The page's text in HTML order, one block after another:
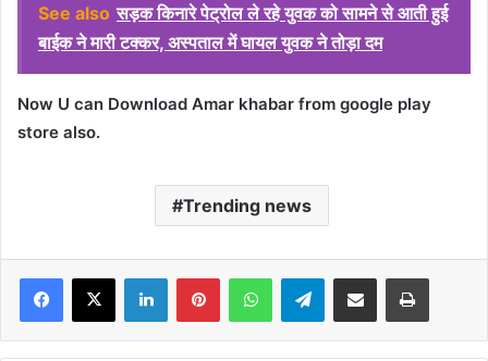
See also सड़क किनारे पेट्रोल ले रहे युवक को सामने से आती हुई
बाईक ने मारी टक्कर, अस्पताल में घायल युवक ने तोड़ा दम
Now U can Download Amar khabar from google play
store also.
Trending news
Facebook
X LinkedInPinterestWhatsAppTelegramShare via Email Print